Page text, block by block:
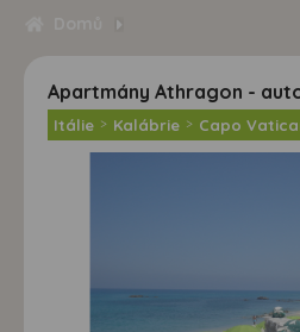
Apartmány Athragon -
Itálie > Kalábrie > Capo